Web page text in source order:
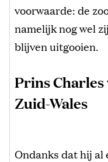
voorwaarde: de
namelijk nog wel
blijven uitgooien.
Prins
Zuid-Wales
Ondanks dat hij al